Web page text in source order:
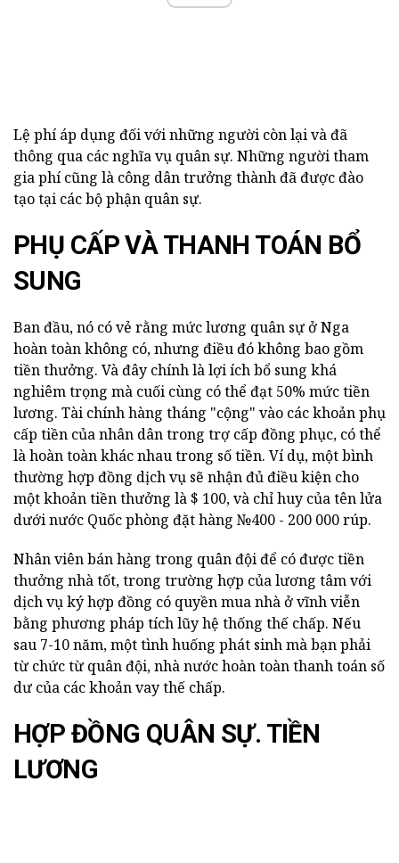
Lệ phí áp dụng đối với những người còn lại và đã
thông qua các nghĩa vụ quân sự. Những người tham
gia phí cũng là công dân trưởng thành đã được đào
tạo tại các bộ phận quân sự.
PHỤ CẤP VÀ THANH TOÁN BỔ
SUNG
Ban đầu, nó có vẻ rằng mức lương quân sự ở Nga
hoàn toàn không có, nhưng điều đó không bao gồm
tiền thưởng. Và đây chính là lợi ích bổ sung khá
nghiêm trọng mà cuối cùng có thể đạt 50% mức tiền
lương. Tài chính hàng tháng "cộng" vào các khoản phụ
cấp tiền của nhân dân trong trợ cấp đồng phục, có thể
là hoàn toàn khác nhau trong số tiền. Ví dụ, một bình
thường hợp đồng dịch vụ sẽ nhận đủ điều kiện cho
một khoản tiền thưởng là $ 100, và chỉ huy của tên lửa
dưới nước Quốc phòng đặt hàng №400 - 200 000 rúp.
Nhân viên bán hàng trong quân đội để có được tiền
thưởng nhà tốt, trong trường hợp của lương tâm với
dịch vụ ký hợp đồng có quyền mua nhà ở vĩnh viễn
bằng phương pháp tích lũy hệ thống thế chấp. Nếu
sau 7-10 năm, một tình huống phát sinh mà bạn phải
từ chức từ quân đội, nhà nước hoàn toàn thanh toán số
dư của các khoản vay thế chấp.
HỢP ĐỒNG QUÂN SỰ. TIỀN
LƯƠNG